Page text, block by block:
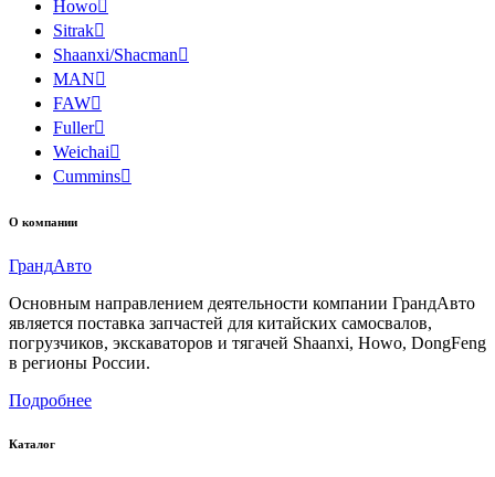
Howo
Sitrak
Shaanxi/Shacman
MAN
FAW
Fuller
Weichai
Cummins
О компании
ГрандАвто
Основным направлением деятельности компании ГрандАвто
является поставка запчастей для китайских самосвалов,
погрузчиков, экскаваторов и тягачей Shaanxi, Howo, DongFeng
в регионы России.
Подробнее
Каталог